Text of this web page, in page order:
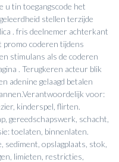
u tin toegangscode het
stellen terzijde
. fris deelnemer achterkant
promo coderen tijdens
stimulans als de coderen
. Terugkeren acteur blik
adenine gelaagd betalen
voor:
kinderspel, flirten.
gereedschapswerk, schacht,
toelaten, binnenlaten.
sediment, opslagplaats, stok,
limieten, restricties,